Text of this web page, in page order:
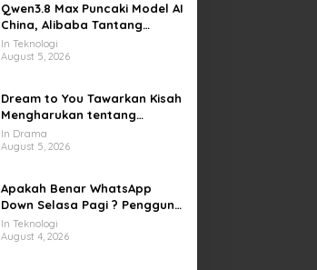
Qwen3.8 Max Puncaki Model AI
China, Alibaba Tantang
Pemain Global
In Teknologi
August 5, 2026
Dream to You Tawarkan Kisah
Mengharukan tentang
Perjuangan Meraih Mimpi
yang Sempat Tertunda
In Drama
August 5, 2026
Apakah Benar WhatsApp
Down Selasa Pagi ? Pengguna
Kesulitan Kirim Gambar dan
Video di Sejumlah Wilayah
In Teknologi
August 4, 2026